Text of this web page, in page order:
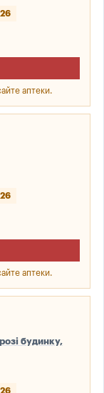
аптеки.
аптеки.
будинку,